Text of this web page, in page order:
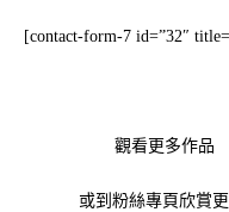
[contact-form-7 id=”32″
觀看更多作品
或到粉絲專頁欣賞